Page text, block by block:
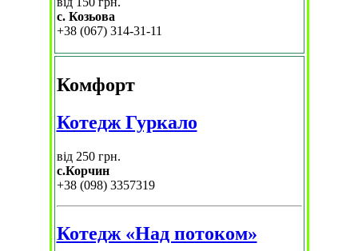
с. Козьова
+38 (067) 314-31-11
Комфорт
Котедж Гуркало
від 250 грн.
с.Корчин
+38 (098) 3357319
Котедж «Над потоком»